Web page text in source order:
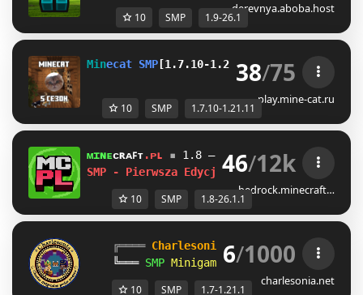
derevnya.aboba.host
10 SMP 1.9-26.1
Minecat SMP [1 .7.10-1 .2 .11] SMP с е
38/75
play.mine-cat.ru
10 SMP 1.7.10-1.21.11
ᴍɪɴᴇᴄʀᴀꜰᴛ.ᴘʟ ▪ 1.8 — 26.1.1
WSPARCIE
SMP - Pierwsza Edycja ! ?
46/12k
bedrock.minecraft…
10 SMP 1.8-26.1.1
╔════ Charlesonia Network ════╗
╚═══ SMP Minigames War | 1.7-1.21.1
6/1000
charlesonia.net
10 SMP 1.7-1.21.1